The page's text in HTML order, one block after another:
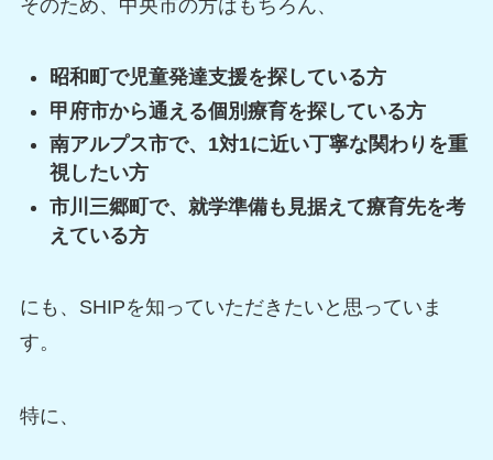
そのため、中央市の方はもちろん、
昭和町で児童発達支援を探している方
甲府市から通える個別療育を探している方
南アルプス市で、1対1に近い丁寧な関わりを重
視したい方
市川三郷町で、就学準備も見据えて療育先を考
えている方
にも、SHIPを知っていただきたいと思っていま
す。
特に、